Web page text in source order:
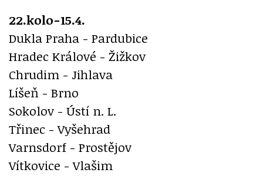
22.kolo-15.4.
Dukla Praha - Pardubice
Hradec Králové - Žižkov
Chrudim - Jihlava
Líšeň - Brno
Sokolov - Ústí n. L.
Třinec - Vyšehrad
Varnsdorf - Prostějov
Vítkovice - Vlašim